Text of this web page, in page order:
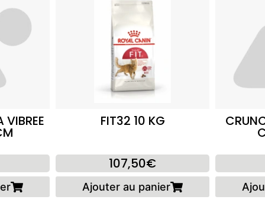
VIBREE FIT32 10 KG
107,50€
Ajouter au panier